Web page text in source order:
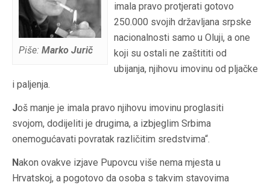
Piše: Marko Jurič
imala pravo protjerati gotovo
250.000 svojih državljana srpske
nacionalnosti samo u Oluji, a one
koji su ostali ne zaštititi od
ubijanja, njihovu imovinu od pljačke
i paljenja.
Još manje je imala pravo njihovu imovinu proglasiti
svojom, dodijeliti je drugima, a izbjeglim Srbima
onemogućavati povratak različitim sredstvima“.
Nakon ovakve izjave Pupovcu više nema mjesta u
Hrvatskoj, a pogotovo da osoba s takvim stavovima